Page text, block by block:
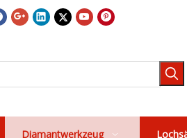
Diamantwerkzeug